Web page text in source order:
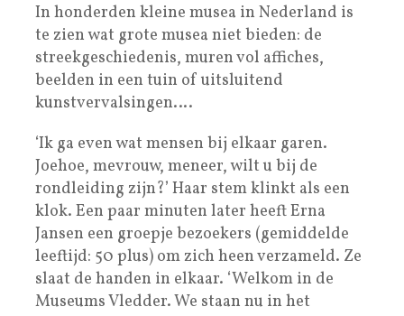
In honderden kleine musea in Nederland is
te zien wat grote musea niet bieden: de
streekgeschiedenis, muren vol affiches,
beelden in een tuin of uitsluitend
kunstvervalsingen….
‘Ik ga even wat mensen bij elkaar garen.
Joehoe, mevrouw, meneer, wilt u bij de
rondleiding zijn?’ Haar stem klinkt als een
klok. Een paar minuten later heeft Erna
Jansen een groepje bezoekers (gemiddelde
leeftijd: 50 plus) om zich heen verzameld. Ze
slaat de handen in elkaar. ‘Welkom in de
Museums Vledder. We staan nu in het